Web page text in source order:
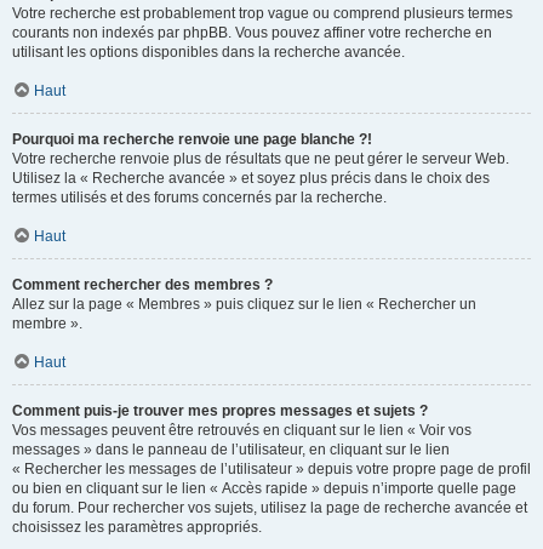
Votre recherche est probablement trop vague ou comprend plusieurs termes
courants non indexés par phpBB. Vous pouvez affiner votre recherche en
utilisant les options disponibles dans la recherche avancée.
Haut
Pourquoi ma recherche renvoie une page blanche ?!
Votre recherche renvoie plus de résultats que ne peut gérer le serveur Web.
Utilisez la « Recherche avancée » et soyez plus précis dans le choix des
termes utilisés et des forums concernés par la recherche.
Haut
Comment rechercher des membres ?
Allez sur la page « Membres » puis cliquez sur le lien « Rechercher un
membre ».
Haut
Comment puis-je trouver mes propres messages et sujets ?
Vos messages peuvent être retrouvés en cliquant sur le lien « Voir vos
messages » dans le panneau de l’utilisateur, en cliquant sur le lien
« Rechercher les messages de l’utilisateur » depuis votre propre page de profil
ou bien en cliquant sur le lien « Accès rapide » depuis n’importe quelle page
du forum. Pour rechercher vos sujets, utilisez la page de recherche avancée et
choisissez les paramètres appropriés.